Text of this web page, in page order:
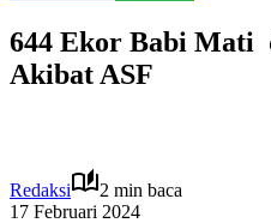
644 Ekor Babi Mati
Akibat ASF
Redaksi
2 min baca
17 Februari 2024